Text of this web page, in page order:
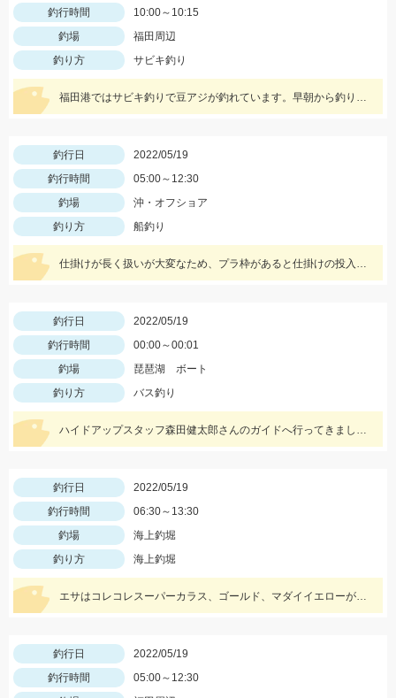
釣行時間
10:00～10:15
釣場
福田周辺
釣り方
サビキ釣り
福田港ではサビキ釣りで豆アジが釣れています。早朝から釣りをしている方で２００匹以上釣っている方もいらっしゃいました。
釣行日
2022/05/19
釣行時間
05:00～12:30
釣場
沖・オフショア
釣り方
船釣り
仕掛けが長く扱いが大変なため、プラ枠があると仕掛けの投入が楽ですよ！
釣行日
2022/05/19
釣行時間
00:00～00:01
釣場
琵琶湖 ボート
釣り方
バス釣り
ハイドアップスタッフ森田健太郎さんのガイドへ行ってきました。ショットワッキーを使用して釣りました。
釣行日
2022/05/19
釣行時間
06:30～13:30
釣場
海上釣堀
釣り方
海上釣堀
エサはコレコレスーパーカラス、ゴールド、マダイイエローが好釣果を叩き出しました！タックルはプロミネント海上釣堀両軸ＳＰの感度が最高です！
釣行日
2022/05/19
釣行時間
05:00～12:30